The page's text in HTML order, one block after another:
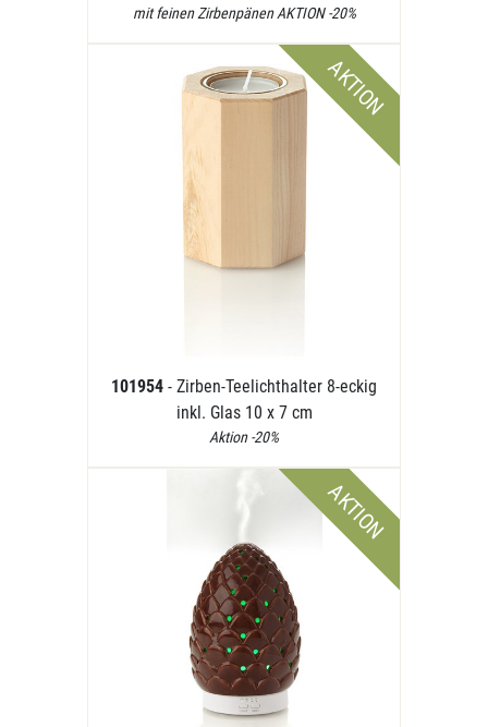
mit feinen Zirbenpänen AKTION -20%
AKTION
101954 - Zirben-Teelichthalter 8-eckig
inkl. Glas 10 x 7 cm
Aktion -20%
AKTION